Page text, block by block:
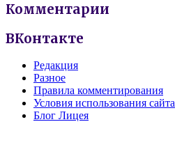
Комментарии
ВКонтакте
Редакция
Разное
Правила комментирования
Условия использования сайта
Блог Лицея